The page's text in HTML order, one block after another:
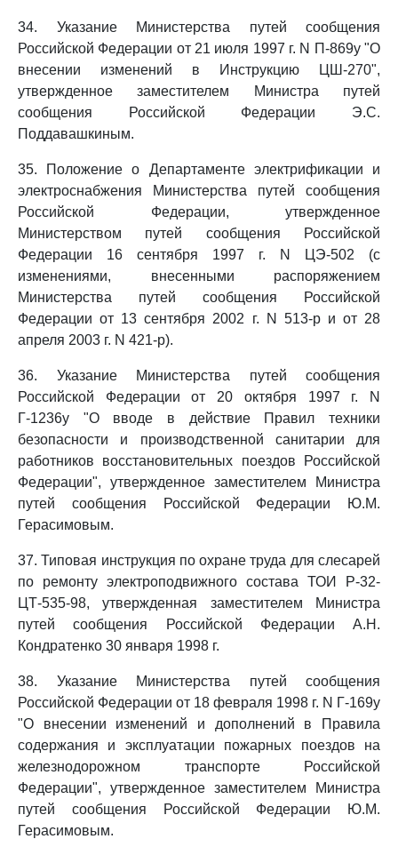
34. Указание Министерства путей сообщения
Российской Федерации от 21 июля 1997 г. N П-869у "О
внесении изменений в Инструкцию ЦШ-270",
утвержденное заместителем Министра путей
сообщения Российской Федерации Э.С.
Поддавашкиным.
35. Положение о Департаменте электрификации и
электроснабжения Министерства путей сообщения
Российской Федерации, утвержденное
Министерством путей сообщения Российской
Федерации 16 сентября 1997 г. N ЦЭ-502 (с
изменениями, внесенными распоряжением
Министерства путей сообщения Российской
Федерации от 13 сентября 2002 г. N 513-р и от 28
апреля 2003 г. N 421-р).
36. Указание Министерства путей сообщения
Российской Федерации от 20 октября 1997 г. N
Г-1236у "О вводе в действие Правил техники
безопасности и производственной санитарии для
работников восстановительных поездов Российской
Федерации", утвержденное заместителем Министра
путей сообщения Российской Федерации Ю.М.
Герасимовым.
37. Типовая инструкция по охране труда для слесарей
по ремонту электроподвижного состава ТОИ Р-32-
ЦТ-535-98, утвержденная заместителем Министра
путей сообщения Российской Федерации А.Н.
Кондратенко 30 января 1998 г.
38. Указание Министерства путей сообщения
Российской Федерации от 18 февраля 1998 г. N Г-169у
"О внесении изменений и дополнений в Правила
содержания и эксплуатации пожарных поездов на
железнодорожном транспорте Российской
Федерации", утвержденное заместителем Министра
путей сообщения Российской Федерации Ю.М.
Герасимовым.